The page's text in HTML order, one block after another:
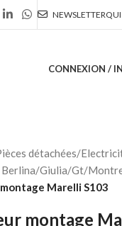
NEWSLETTER
CONNEXION /
détachées/
Giulia/Gt/
Marelli S103
montage